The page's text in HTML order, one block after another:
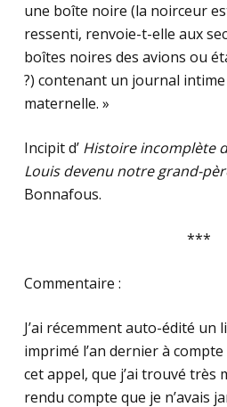
une boîte noire (la noirceur
ressenti, renvoie-t-elle aux
boîtes noires des avions ou
?) contenant un journal
maternelle. »
Incipit d’Histoire incomplète
Louis devenu notre grand-
Bonnafous.
***
Commentaire :
J’ai récemment auto-édité un
imprimé l’an dernier à
cet appel, que j’ai trouvé très
rendu compte que je n’avais